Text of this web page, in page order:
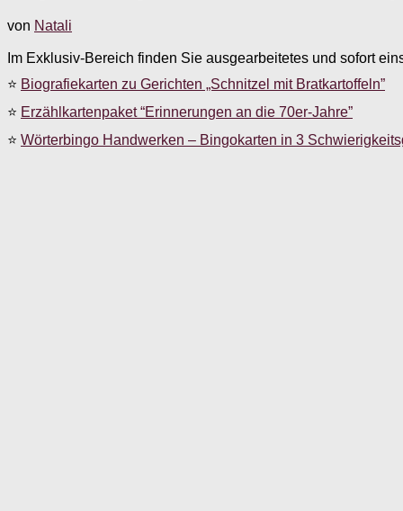
von Natali
Im Exklusiv-Bereich finden Sie ausgearbeitetes und sofort
⭐ Biografiekarten zu Gerichten „Schnitzel mit Bratkartoffeln”
⭐ Erzählkartenpaket “Erinnerungen an die 70er-Jahre”
⭐ Wörterbingo Handwerken – Bingokarten in 3